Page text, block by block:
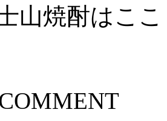
山焼酎はここ